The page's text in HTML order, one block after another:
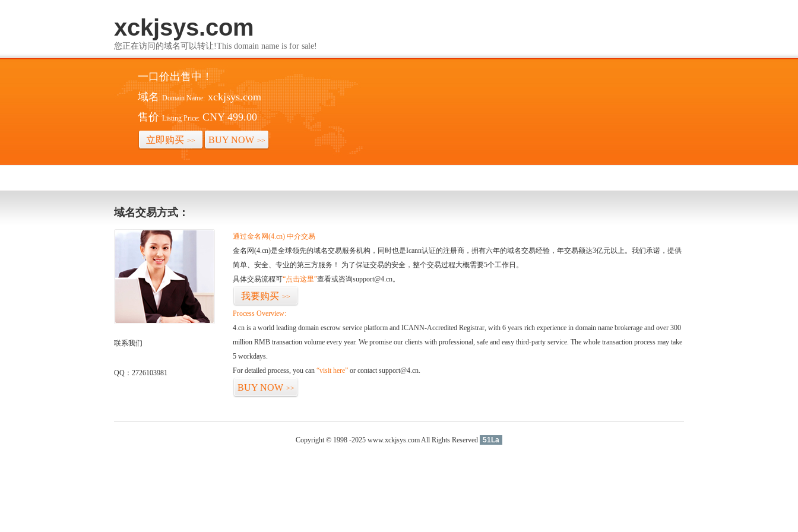
xckjsys.com
您正在访问的域名可以转让!This domain name is for sale!
一口价出售中！
域名 Domain Name: xckjsys.com
售价 Listing Price: CNY 499.00
立即购买 >> BUY NOW >>
域名交易方式：
联系我们
QQ：2726103981
通过金名网(4.cn) 中介交易
金名网(4.cn)是全球领先的域名交易服务机构，同时也是Icann认证的注册商，拥有六年的域名交易经验，年交易额达3亿元以上。我们承诺，提供
简单、安全、专业的第三方服务！ 为了保证交易的安全，整个交易过程大概需要5个工作日。
具体交易流程可“点击这里”查看或咨询support@4.cn。
我要购买 >>
Process Overview:
4.cn is a world leading domain escrow service platform and ICANN-Accredited Registrar, with 6 years rich experience in domain name brokerage and over 300
million RMB transaction volume every year. We promise our clients with professional, safe and easy third-party service. The whole transaction process may take
5 workdays.
For detailed process, you can “visit here” or contact support@4.cn.
BUY NOW >>
Copyright © 1998 -2025 www.xckjsys.com All Rights Reserved 51La